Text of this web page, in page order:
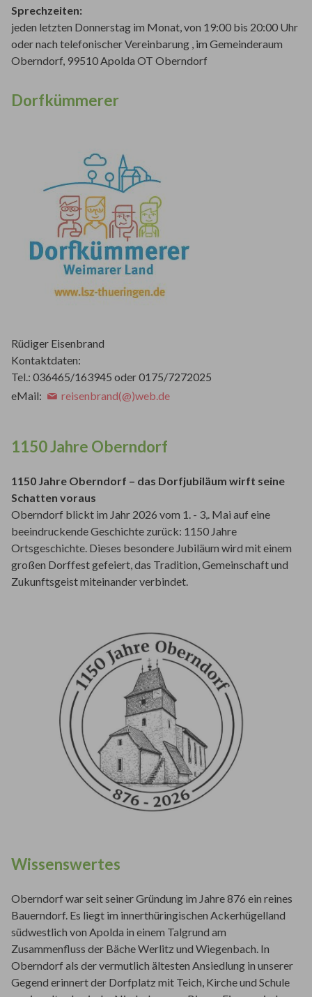
Sprechzeiten:
jeden letzten Donnerstag im Monat, von 19:00 bis 20:00 Uhr
oder nach telefonischer Vereinbarung , im Gemeinderaum
Oberndorf, 99510 Apolda OT Oberndorf
Dorfkümmerer
Rüdiger Eisenbrand
Kontaktdaten:
Tel.: 036465/163945 oder 0175/7272025
eMail:
reisenbrand(@)web.de
1150 Jahre Oberndorf
1150 Jahre Oberndorf – das Dorfjubiläum wirft seine
Schatten voraus
Oberndorf blickt im Jahr 2026 vom 1. - 3,. Mai auf eine
beeindruckende Geschichte zurück: 1150 Jahre
Ortsgeschichte. Dieses besondere Jubiläum wird mit einem
großen Dorffest gefeiert, das Tradition, Gemeinschaft und
Zukunftsgeist miteinander verbindet.
Wissenswertes
Oberndorf war seit seiner Gründung im Jahre 876 ein reines
Bauerndorf. Es liegt im innerthüringischen Ackerhügelland
südwestlich von Apolda in einem Talgrund am
Zusammenfluss der Bäche Werlitz und Wiegenbach. In
Oberndorf als der vermutlich ältesten Ansiedlung in unserer
Gegend erinnert der Dorfplatz mit Teich, Kirche und Schule